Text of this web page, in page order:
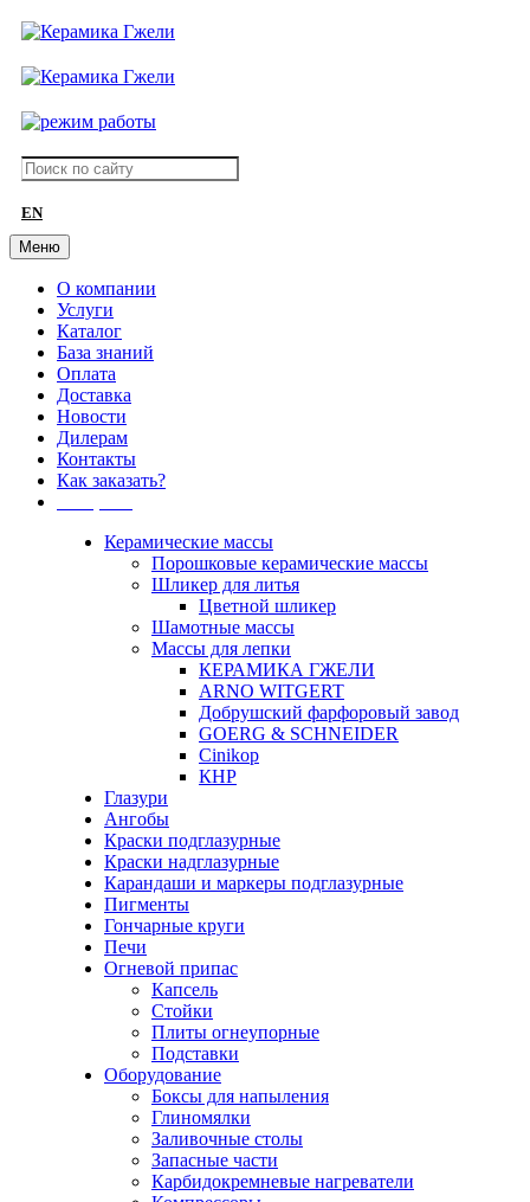
EN
Меню
О компании
Услуги
Каталог
База знаний
Оплата
Доставка
Новости
Дилерам
Контакты
Как заказать?
Керамические массы
Порошковые керамические массы
Шликер для литья
Цветной шликер
Шамотные массы
Массы для лепки
КЕРАМИКА ГЖЕЛИ
ARNO WITGERT
Добрушский фарфоровый завод
GOERG & SCHNEIDER
Cinikop
КНР
Глазури
Ангобы
Краски подглазурные
Краски надглазурные
Карандаши и маркеры подглазурные
Пигменты
Гончарные круги
Печи
Огневой припас
Капсель
Стойки
Плиты огнеупорные
Подставки
Оборудование
Боксы для напыления
Глиномялки
Заливочные столы
Запасные части
Карбидокремневые нагреватели